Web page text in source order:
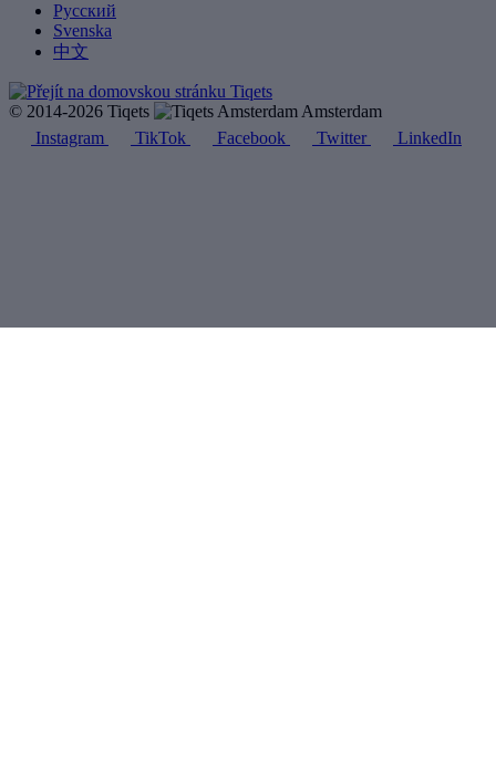
Русский
Svenska
中文
© 2014-2026 Tiqets
Amsterdam
Instagram
TikTok Facebook Twitter LinkedIn